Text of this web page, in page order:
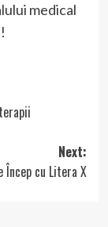
medical
Next:
Încep cu Litera X